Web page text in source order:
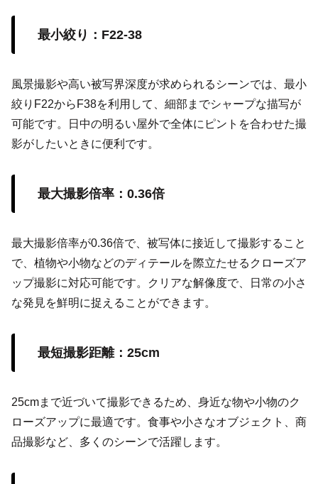
最小絞り：F22-38
風景撮影や高い被写界深度が求められるシーンでは、最小
絞りF22からF38を利用して、細部までシャープな描写が
可能です。日中の明るい屋外で全体にピントを合わせた撮
影がしたいときに便利です。
最大撮影倍率：0.36倍
最大撮影倍率が0.36倍で、被写体に接近して撮影すること
で、植物や小物などのディテールを際立たせるクローズア
ップ撮影に対応可能です。クリアな解像度で、日常の小さ
な発見を鮮明に捉えることができます。
最短撮影距離：25cm
25cmまで近づいて撮影できるため、身近な物や小物のク
ローズアップに最適です。食事や小さなオブジェクト、商
品撮影など、多くのシーンで活躍します。